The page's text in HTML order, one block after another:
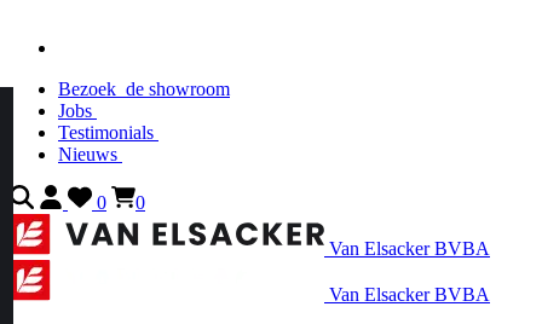
Bezoek de showroom
Jobs
Testimonials
Nieuws
0 0
Van Elsacker BVBA
Van Elsacker BVBA